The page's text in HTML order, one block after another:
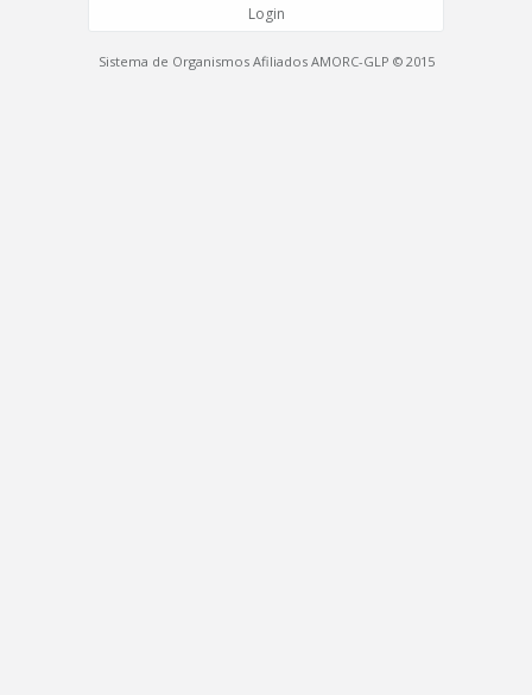
Login
Sistema de Organismos Afiliados AMORC-GLP © 2015